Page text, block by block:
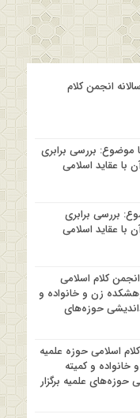
انجمن کلام
موضوع: بررسی برابری
با عقاید اسلامی
بررسی برابری
با عقاید اسلامی
کلام اسلامی
زن و خانواده و
حوزه‌های
اسلامی حوزه علمیه
و کمیته
حوزه‌های علمیه برگزار